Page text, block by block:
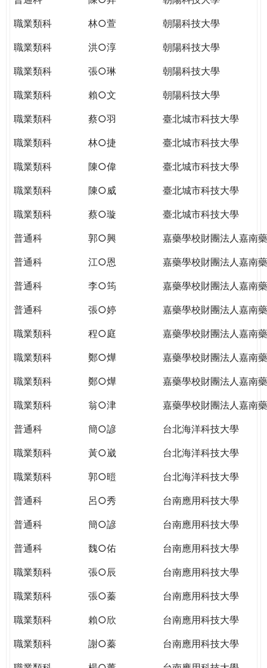
GLOBAL
CITIZENSHIP
職業類科
林○萱
朝陽科技大學
職業類科
洪○淳
朝陽科技大學
職業類科
張○琳
朝陽科技大學
職業類科
賴○文
朝陽科技大學
職業類科
蔡○羽
臺北城市科技大學
職業類科
林○捷
臺北城市科技大學
職業類科
陳○偉
臺北城市科技大學
職業類科
陳○威
臺北城市科技大學
職業類科
蔡○璇
臺北城市科技大學
普通科
郭○興
嘉藥學校財團法人嘉南
普通科
江○恩
嘉藥學校財團法人嘉南
普通科
李○筠
嘉藥學校財團法人嘉南
普通科
張○婷
嘉藥學校財團法人嘉南
職業類科
程○庭
嘉藥學校財團法人嘉南
職業類科
鄭○燁
嘉藥學校財團法人嘉南
職業類科
鄭○燁
嘉藥學校財團法人嘉南
職業類科
翁○津
嘉藥學校財團法人嘉南
普通科
簡○諺
台北海洋科技大學
職業類科
黃○崴
台北海洋科技大學
職業類科
郭○暟
台北海洋科技大學
普通科
呂○秀
台南應用科技大學
普通科
簡○諺
台南應用科技大學
普通科
魏○佑
台南應用科技大學
職業類科
張○辰
台南應用科技大學
職業類科
張○蓁
台南應用科技大學
職業類科
賴○欣
台南應用科技大學
職業類科
謝○蓁
台南應用科技大學